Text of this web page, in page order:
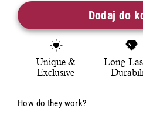
Dodaj do
Unique &
Exclusive
Long-
How do they work?